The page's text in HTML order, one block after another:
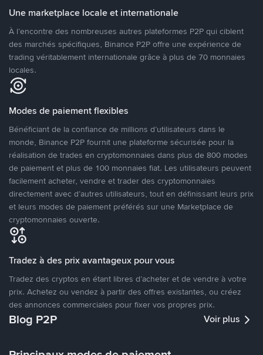
Une marketplace locale et internationale
À l’encontre des nombreuses autres plateformes P2P qui ciblent
des marchés spécifiques, Binance P2P offre une expérience de
trading véritablement internationale grâce à plus de 70 monnaies
locales.
Modes de paiement flexibles
Bénéficiant de la confiance de millions d’utilisateurs dans le
monde, Binance P2P fournit une plateforme sécurisée pour la
réalisation de trades en cryptomonnaies dans plus de 800 modes
de paiement et plus de 100 monnaies fiat. Les utilisateurs peuvent
facilement acheter, vendre et trader des cryptomonnaies
directement avec d’autres utilisateurs, tout en définissant leurs prix
et leurs modes de paiement préférés sur une Marketplace de
cryptomonnaies ouverte.
Tradez à des prix avantageux pour vous
Tradez des cryptos en étant libres d’acheter et de vendre à votre
prix. Achetez ou vendez à partir des offres existantes, ou créez
des annonces commerciales pour fixer vos propres prix.
Blog P2P Voir plus